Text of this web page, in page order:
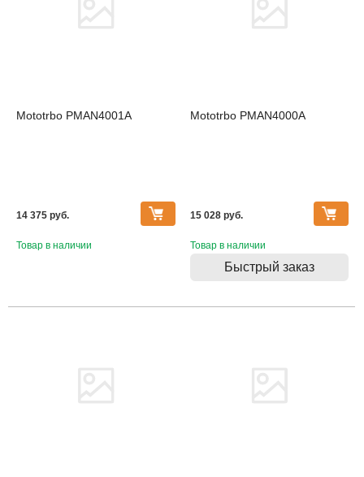
Mototrbo PMAN4001A
14 375 pуб.
Товар в наличии
Mototrbo PMAN4000A
15 028 pуб.
Товар в наличии
Быстрый заказ